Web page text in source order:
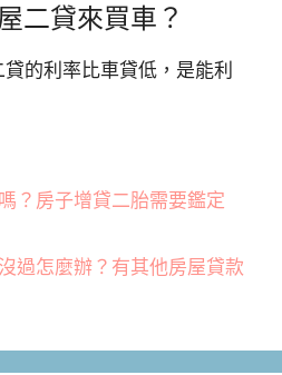
二貸來買車？
的利率比車貸低，是能利
？房子增貸二胎需要鑑定
過怎麼辦？有其他房屋貸款